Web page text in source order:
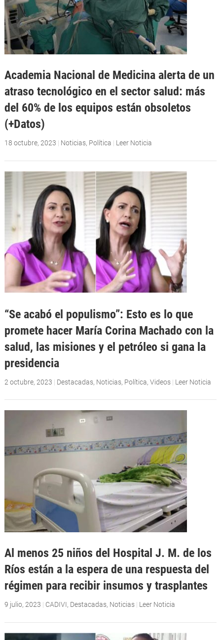
Academia Nacional de Medicina alerta de un
atraso tecnológico en el sector salud: más
del 60% de los equipos están obsoletos
(+Datos)
18 octubre, 2023 | Noticias, Política | Leer Noticia
“Se acabó el populismo”: Esto es lo que
promete hacer María Corina Machado con la
salud, las misiones y el petróleo si gana la
presidencia
2 octubre, 2023 | Destacadas, Noticias, Política, Videos | Leer Noticia
Al menos 25 niños del Hospital J. M. de los
Ríos están a la espera de una respuesta del
régimen para recibir insumos y trasplantes
9 julio, 2023 | CADIVI, Destacadas, Noticias | Leer Noticia